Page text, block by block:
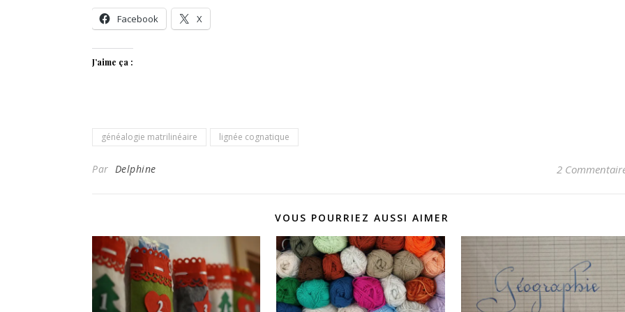
Facebook X
J’aime ça :
généalogie matrilinéaire lignée cognatique
Par Delphine 2
VOUS POURRIEZ AUSSI AIMER